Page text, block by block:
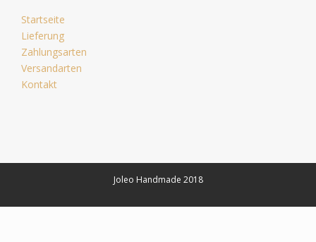
Startseite
Lieferung
Zahlungsarten
Versandarten
Kontakt
Joleo Handmade 2018